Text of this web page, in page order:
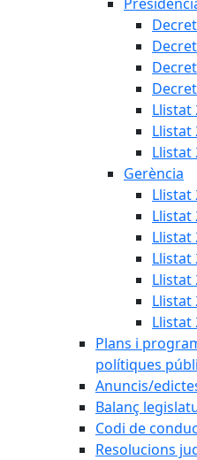
Llistat
Llistat
Llistat
Gerència
Llistat
Llistat
Llistat
Llistat
Llistat
Llistat
Llistat
Plans i
polítiques
Anuncis/
Balanç
Codi de
Resolucions